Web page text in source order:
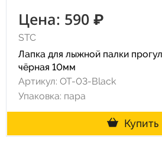
Цена: 590 ₽
STC
Лапка для лыжной палки
чёрная 10мм
Артикул: ОТ-03-Black
Упаковка: пара
Купить